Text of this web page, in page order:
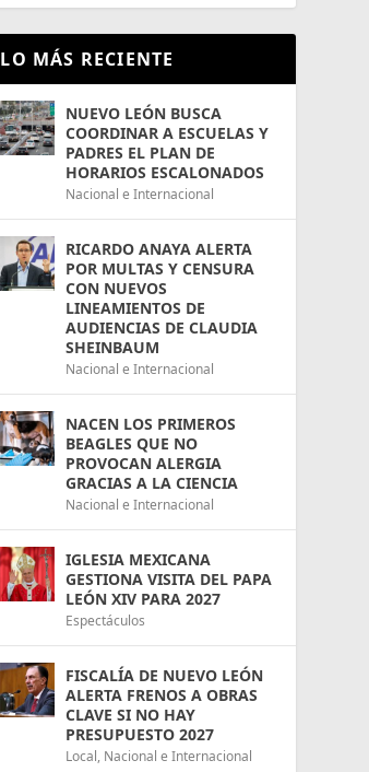
LO MÁS RECIENTE
NUEVO LEÓN BUSCA
COORDINAR A ESCUELAS Y
PADRES EL PLAN DE
HORARIOS ESCALONADOS
Nacional e Internacional
RICARDO ANAYA ALERTA
POR MULTAS Y CENSURA
CON NUEVOS
LINEAMIENTOS DE
AUDIENCIAS DE CLAUDIA
SHEINBAUM
Nacional e Internacional
NACEN LOS PRIMEROS
BEAGLES QUE NO
PROVOCAN ALERGIA
GRACIAS A LA CIENCIA
Nacional e Internacional
IGLESIA MEXICANA
GESTIONA VISITA DEL PAPA
LEÓN XIV PARA 2027
Espectáculos
FISCALÍA DE NUEVO LEÓN
ALERTA FRENOS A OBRAS
CLAVE SI NO HAY
PRESUPUESTO 2027
Local, Nacional e Internacional